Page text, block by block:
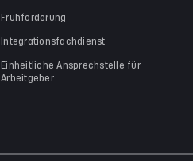
Frühförderung
Integrationsfachdienst
Einheitliche Ansprechstelle für
Arbeitgeber